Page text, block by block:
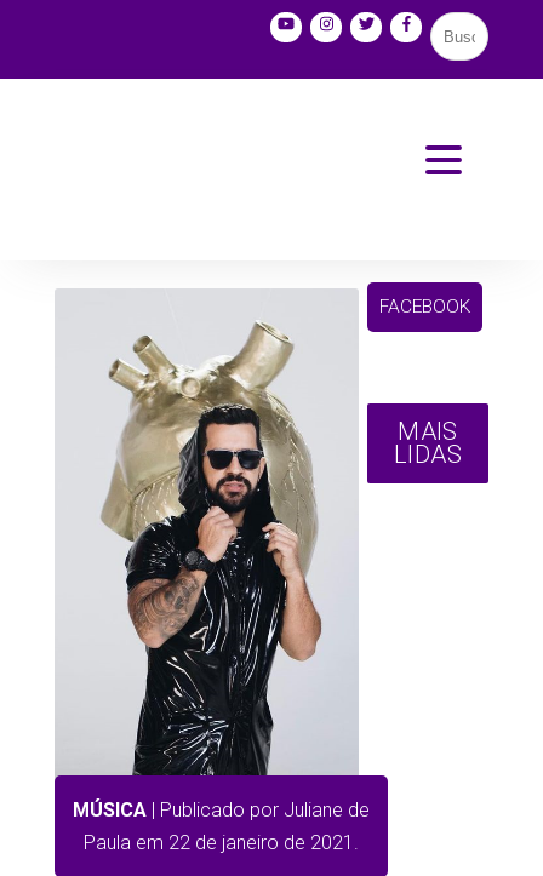
MÚSICA| Publicado por Juliane de
Paula em 22 de janeiro de 2021.
FACEBOOK
MAIS
LIDAS